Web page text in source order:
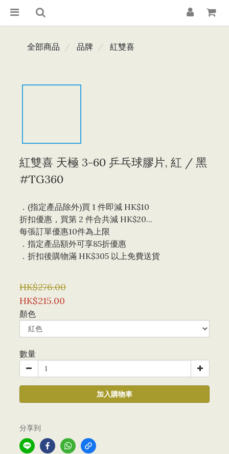
全部商品 品牌 紅雙喜
紅雙喜 天極 3-60 乒乓球膠片, 紅 / 黑
#TG360
．(指定產品除外)買 1 件即減 HK$10
折扣優惠，買第 2 件合共減 HK$20...
每張訂單優惠10件為上限
．指定產品額外可享85折優惠
．折扣後購物滿 HK$305 以上免費送貨
HK$276.00
HK$215.00
顏色
數量
加入購物車
分享到